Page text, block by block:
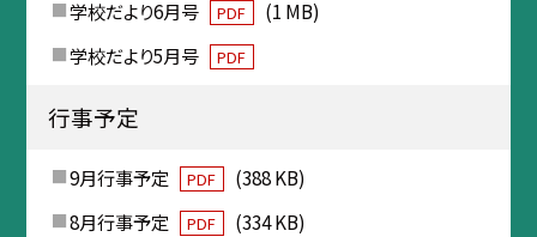
学校だより6月号 PDF
(1 MB)
学校だより5月号
PDF
行事予定
9月行事予定 PDF
(388 KB)
8月行事予定
PDF
(334 KB)